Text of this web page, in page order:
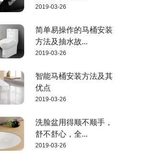
2019-03-26
简单易操作的马桶安装
方法及抽水故...
2019-03-26
智能马桶安装方法及其
优点
2019-03-26
洗脸盆用得顺不顺手，
舒不舒心，全...
2019-03-26